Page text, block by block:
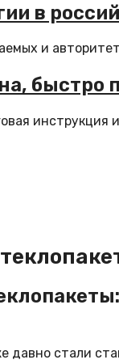
в
и
быстро
давно стали